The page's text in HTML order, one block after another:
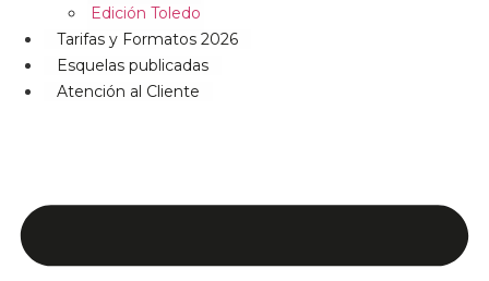
Edición Toledo
Tarifas y Formatos 2026
Esquelas publicadas
Atención al Cliente